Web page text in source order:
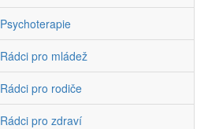
Psychoterapie
Rádci pro mládež
Rádci pro rodiče
Rádci pro zdraví